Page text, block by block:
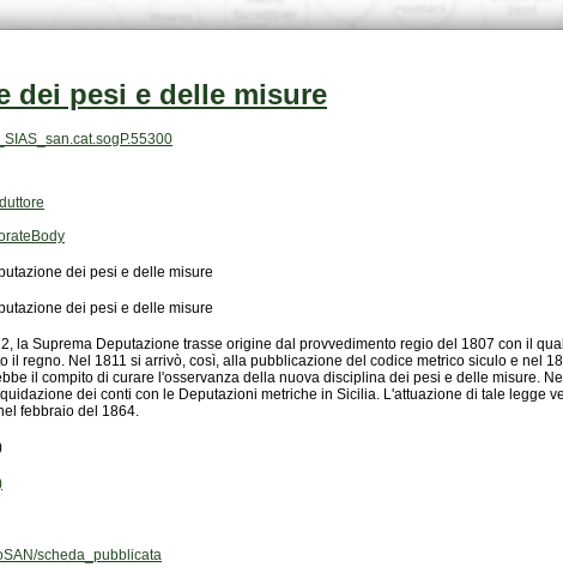
dei pesi e delle misure
dei pesi e delle misure
dei pesi e delle misure
febbraio del 1864.
scheda_pubblicata